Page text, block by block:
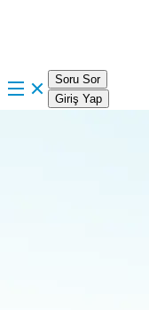
Soru Sor
Giriş Yap